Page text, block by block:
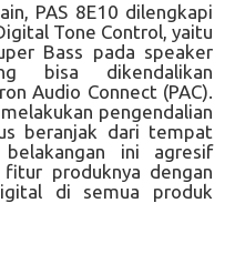
PAS 8E10 dilengkapi
Tone Control, yaitu
Bass pada speaker
bisa dikendalikan
Audio Connect (PAC).
pengendalian
beranjak dari tempat
ini agresif
produknya dengan
di semua produk